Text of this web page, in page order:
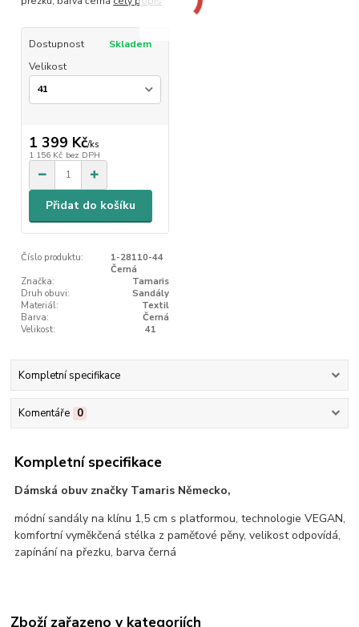
Dostupnost
Skladem
Velikost
1 399 Kč/ks
1 156 Kč bez DPH
Přidat do košíku
Číslo produktu:
1-28110-44
Černá
Značka:
Tamaris
Druh obuvi:
Sandály
Materiál:
Textil
Barva:
Černá
Velikost:
41
Kompletní specifikace
Komentáře 0
Kompletní specifikace
Dámská obuv značky Tamaris Německo,
módní sandály na klínu 1,5 cm s platformou, technologie VEGAN,
komfortní vyměkčená stélka z paměťové pěny, velikost odpovídá,
zapínání na přezku, barva černá
Zboží zařazeno v kategoriích